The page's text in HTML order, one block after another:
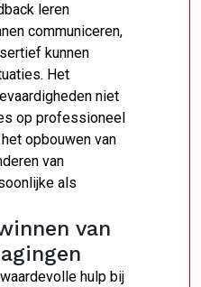
leren
communiceren,
kunnen
Het
niet
op professioneel
opbouwen van
van
als
van
hulp bij